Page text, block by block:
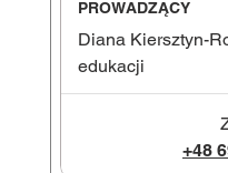
Diana Kiersztyn-
edukacji
+48